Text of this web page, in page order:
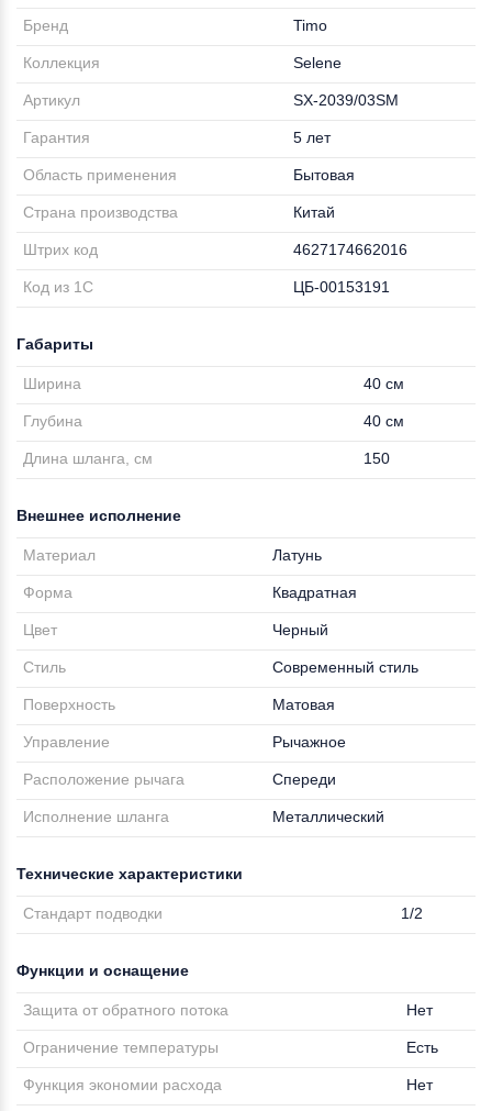
Бренд Timo
Коллекция Selene
Артикул SX-2039/03SM
Гарантия 5 лет
Область применения Бытовая
Страна производства Китай
Штрих код 4627174662016
Код из 1С ЦБ-00153191
Габариты
Ширина 40 см
Глубина 40 см
Длина шланга, см 150
Внешнее исполнение
Материал Латунь
Форма Квадратная
Цвет Черный
Стиль Современный стиль
Поверхность Матовая
Управление Рычажное
Расположение рычага Спереди
Исполнение шланга Металлический
Технические характеристики
Стандарт подводки 1/2
Функции и оснащение
Защита от обратного потока Нет
Ограничение температуры Есть
Функция экономии расхода Нет